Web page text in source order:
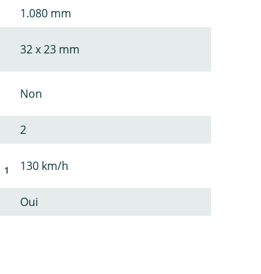
1.080 mm
32 x 23 mm
Non
2
1 130 km/h
Oui